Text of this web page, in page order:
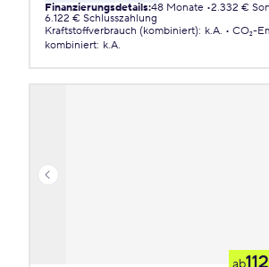
Finanzierungsdetails:48 Monate 2.332 €
6.122 € Schlusszahlung
Kraftstoffverbrauch (kombiniert): k.A.
CO₂-
kombiniert: k.A.